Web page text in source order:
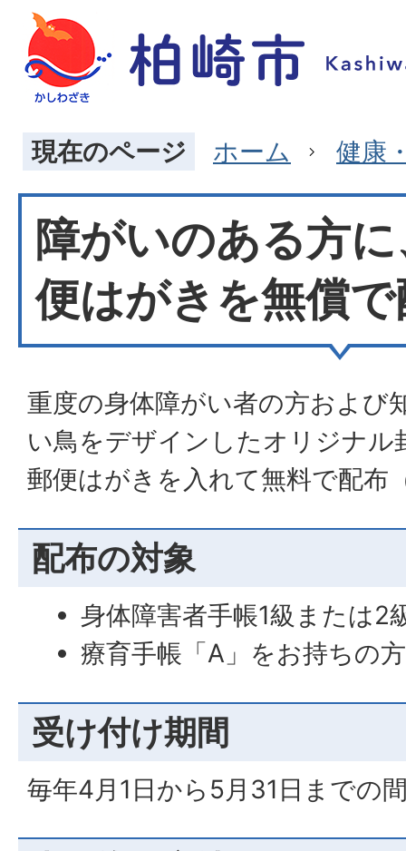
現在のページ ホーム 健康
障がいのある方
便はがきを無償
重度の身体障がい者の方および
い鳥をデザインしたオリジナル
郵便はがきを入れて無料で配布
配布の対象
身体障害者手帳1級または2
療育手帳「A」をお持ちの方
受け付け期間
毎年4月1日から5月31日までの